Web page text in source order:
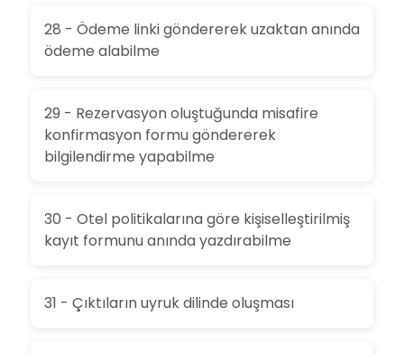
28 - Ödeme linki göndererek uzaktan anında
ödeme alabilme
29 - Rezervasyon oluştuğunda misafire
konfirmasyon formu göndererek
bilgilendirme yapabilme
30 - Otel politikalarına göre kişiselleştirilmiş
kayıt formunu anında yazdırabilme
31 - Çıktıların uyruk dilinde oluşması